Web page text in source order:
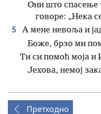
Они што спасење
говоре: „Нека
5 А мене невоља и
Боже, брзо ми
Ти си помоћ моја и
Јехова, немој
Претходно